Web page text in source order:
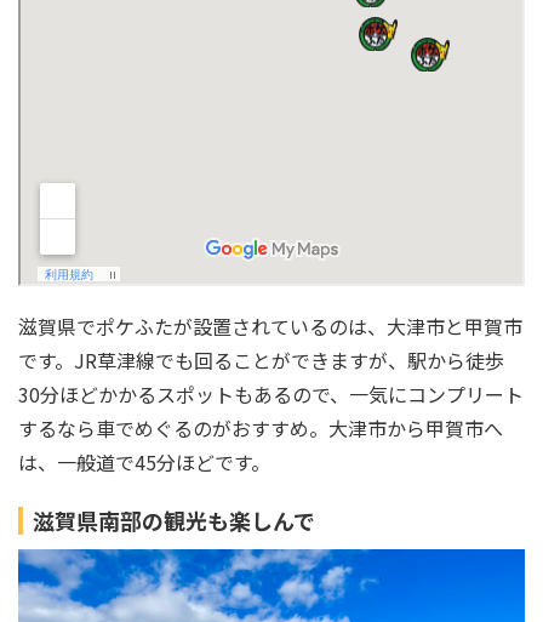
滋賀県でポケふたが設置されているのは、大津市と甲賀市
です。JR草津線でも回ることができますが、駅から徒歩
30分ほどかかるスポットもあるので、一気にコンプリート
するなら車でめぐるのがおすすめ。大津市から甲賀市へ
は、一般道で45分ほどです。
滋賀県南部の観光も楽しんで